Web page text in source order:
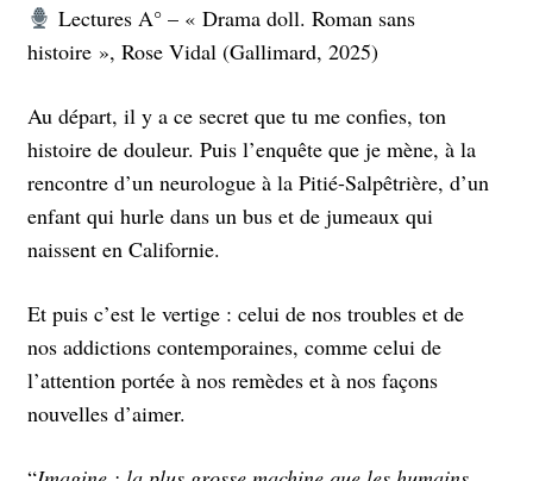
Lectures A° – « Drama doll. Roman sans
histoire », Rose Vidal (Gallimard, 2025)
Au départ, il y a ce secret que tu me confies, ton
histoire de douleur. Puis l’enquête que je mène, à la
rencontre d’un neurologue à la Pitié-Salpêtrière, d’un
enfant qui hurle dans un bus et de jumeaux qui
naissent en Californie.
Et puis c’est le vertige : celui de nos troubles et de
nos addictions contemporaines, comme celui de
l’attention portée à nos remèdes et à nos façons
nouvelles d’aimer.